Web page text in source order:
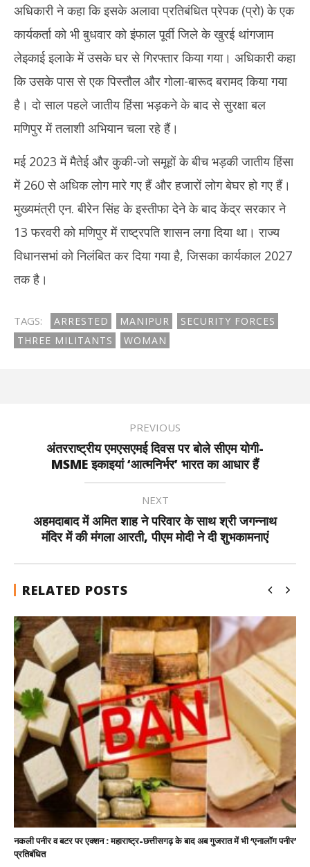
अधिकारी ने कहा कि इसके अलावा प्रतिबंधित प्रेपक (प्रो) के एक
कार्यकर्ता को भी बुधवार को इंफाल पूर्वी जिले के खुरई थांगजाम
लेइकाई इलाके में उसके घर से गिरफ्तार किया गया। अधिकारी कहा
कि उसके पास से एक पिस्तौल और गोला-बारूद बरामद किया गया
है। दो साल पहले जातीय हिंसा भड़कने के बाद से सुरक्षा बल
मणिपुर में तलाशी अभियान चला रहे हैं।
मई 2023 में मैतेई और कुकी-जो समूहों के बीच भड़की जातीय हिंसा
में 260 से अधिक लोग मारे गए हैं और हजारों लोग बेघर हो गए हैं।
मुख्यमंत्री एन. बीरेन सिंह के इस्तीफा देने के बाद केंद्र सरकार ने
13 फरवरी को मणिपुर में राष्ट्रपति शासन लगा दिया था। राज्य
विधानसभां को निलंबित कर दिया गया है, जिसका कार्यकाल 2027
तक है।
TAGS: ARRESTED MANIPUR
SECURITY FORCES
THREE MILITANTS
WOMAN
PREVIOUS
अंतरराष्ट्रीय एमएसएमई दिवस पर बोले सीएम योगी-
MSME इकाइयां ‘आत्मनिर्भर’ भारत का आधार हैं
NEXT
अहमदाबाद में अमित शाह ने परिवार के साथ श्री जगन्नाथ
मंदिर में की मंगला आरती, पीएम मोदी ने दी शुभकामनाएं
RELATED POSTS
नकली पनीर व बटर पर एक्शन : महाराष्ट्र-छत्तीसगढ़ के बाद अब गुजरात में भी ‘एनालॉग पनीर’
प्रतिबंधित